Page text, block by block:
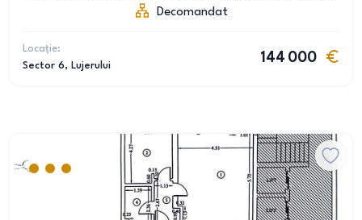
Decomandat
Locație:
Sector 6, Lujerului
144 000